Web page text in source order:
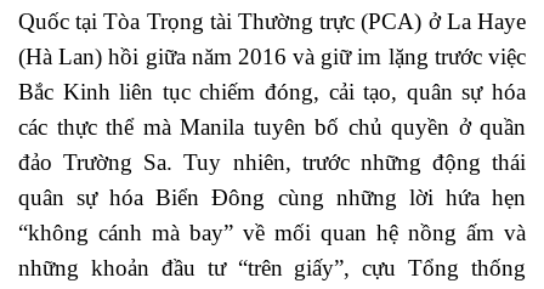
Quốc tại Tòa Trọng tài Thường trực (PCA) ở La Haye
(Hà Lan) hồi giữa năm 2016 và giữ im lặng trước việc
Bắc Kinh liên tục chiếm đóng, cải tạo, quân sự hóa
các thực thể mà Manila tuyên bố chủ quyền ở quần
đảo Trường Sa. Tuy nhiên, trước những động thái
quân sự hóa Biển Đông cùng những lời hứa hẹn
“không cánh mà bay” về mối quan hệ nồng ấm và
những khoản đầu tư “trên giấy”, cựu Tổng thống